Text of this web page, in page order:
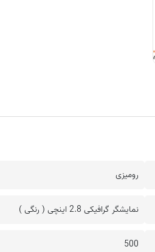
رومیزی
نمایشگر گرافیکی 2.8 اینچی ( رنگی )
500